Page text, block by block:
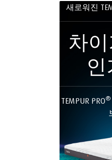
새로워진
차
TEMPUR PRO®